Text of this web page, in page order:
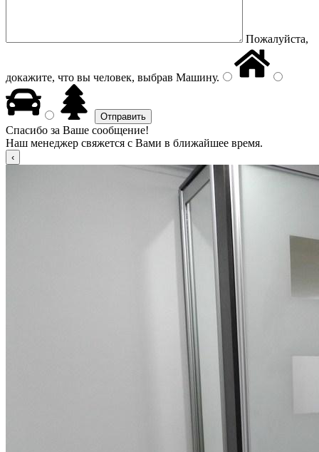
Пожалуйста,
докажите, что вы человек, выбрав Машину.
Спасибо за Ваше сообщение!
Наш менеджер свяжется с Вами в ближайшее время.